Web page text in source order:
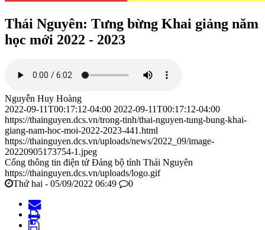
Thái Nguyên: Tưng bừng Khai giảng năm
học mới 2022 - 2023
Nguyễn Huy Hoàng
2022-09-11T00:17:12-04:00 2022-09-11T00:17:12-04:00
https://thainguyen.dcs.vn/trong-tinh/thai-nguyen-tung-bung-khai-
giang-nam-hoc-moi-2022-2023-441.html
https://thainguyen.dcs.vn/uploads/news/2022_09/image-
20220905173754-1.jpeg
Cổng thông tin điện tử Đảng bộ tỉnh Thái Nguyên
https://thainguyen.dcs.vn/uploads/logo.gif
Thứ hai - 05/09/2022 06:49
0